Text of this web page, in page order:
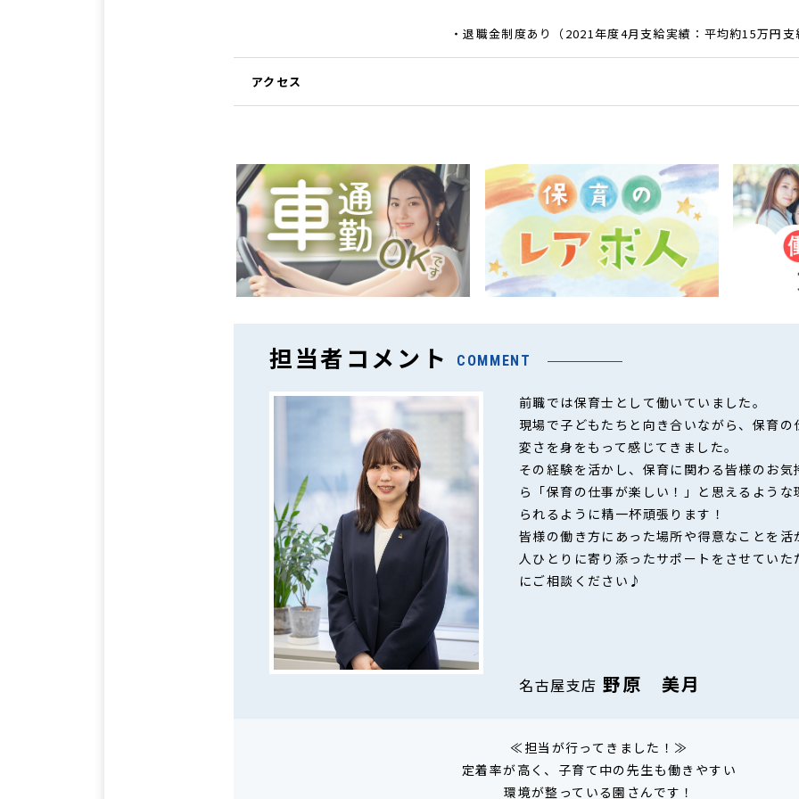
・退職金制度あり（2021年度4月支給実績：平均約15万円支
アクセス
担当者コメント COMMENT
前職では保育士として働いていました。
現場で子どもたちと向き合いながら、保育
変さを身をもって感じてきました。
その経験を活かし、保育に関わる皆様のお
ら「保育の仕事が楽しい！」と思えるよう
られるように精一杯頑張ります！
皆様の働き方にあった場所や得意なことを活
人ひとりに寄り添ったサポートをさせていた
にご相談ください♪
名古屋支店 野原 美月
≪担当が行ってきました！≫
定着率が高く、子育て中の先生も働きやすい
環境が整っている園さんです！